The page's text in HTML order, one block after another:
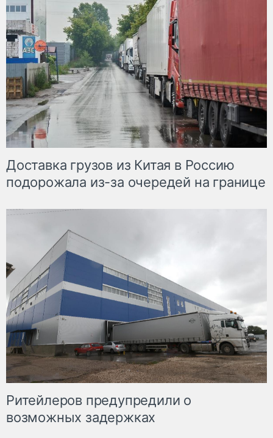
Доставка грузов из Китая в Россию
подорожала из-за очередей на границе
Ритейлеров предупредили о
возможных задержках